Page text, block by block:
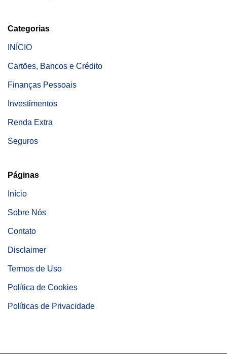
Categorias
INÍCIO
Cartões, Bancos e Crédito
Finanças Pessoais
Investimentos
Renda Extra
Seguros
Páginas
Início
Sobre Nós
Contato
Disclaimer
Termos de Uso
Política de Cookies
Políticas de Privacidade